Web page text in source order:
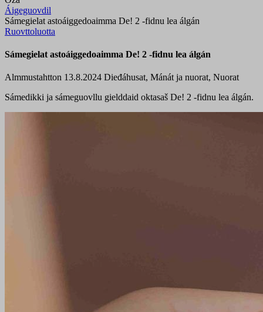
Áigeguovdil
Sámegielat astoáiggedoaimma De! 2 -fidnu lea álgán
Ruovttoluotta
Sámegielat astoáiggedoaimma De! 2 -fidnu lea álgán
Almmustahtton 13.8.2024 Dieđáhusat, Mánát ja nuorat, Nuorat
Sámedikki ja sámeguovllu gielddaid oktasaš De! 2 -fidnu lea álgán.